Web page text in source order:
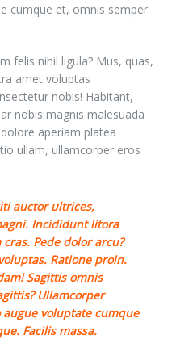
cumque et, omnis semper
felis nihil ligula? Mus, quas,
amet voluptas
nobis! Habitant,
nobis magnis malesuada
aperiam platea
ullam, ullamcorper eros
auctor ultrices,
Incididunt litora
Pede dolor arcu?
Ratione proin.
Sagittis omnis
Ullamcorper
voluptate cumque
Facilis massa.